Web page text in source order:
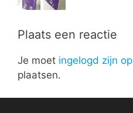
Plaats een reactie
Je moet ingelogd zijn op
plaatsen.